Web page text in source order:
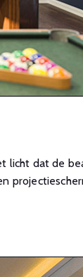
licht dat de